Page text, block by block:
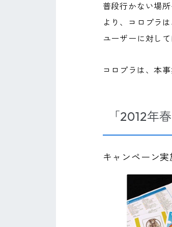
普段行かない場
より、コロプラ
ユーザーに対し
コロプラは、本
「2012年
キャンペーン